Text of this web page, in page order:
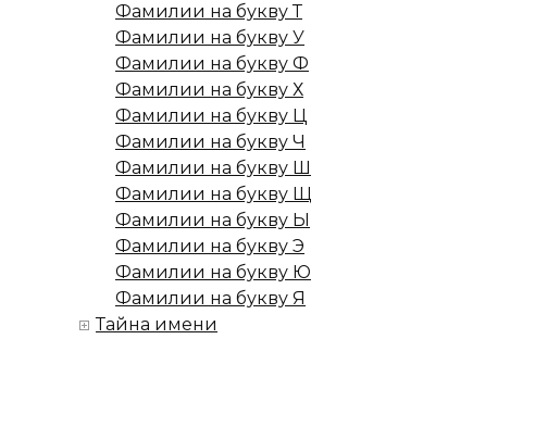
Фамилии на букву Т
Фамилии на букву У
Фамилии на букву Ф
Фамилии на букву Х
Фамилии на букву Ц
Фамилии на букву Ч
Фамилии на букву Ш
Фамилии на букву Щ
Фамилии на букву Ы
Фамилии на букву Э
Фамилии на букву Ю
Фамилии на букву Я
Тайна имени